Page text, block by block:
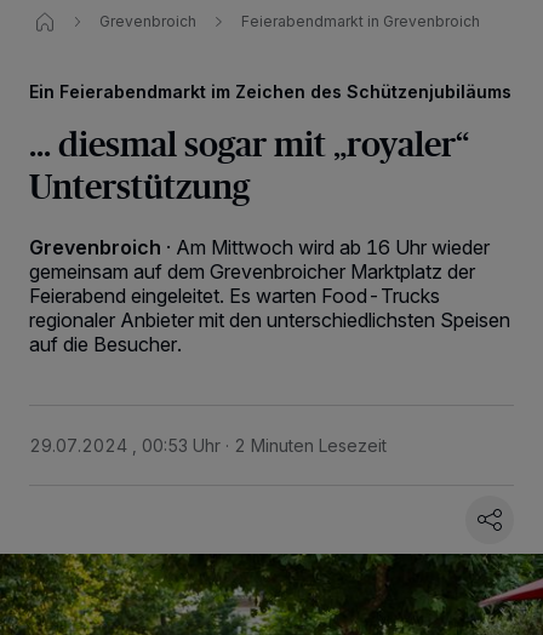
Grevenbroich Feierabendmarkt in Grevenbroich
Ein Feierabendmarkt im Zeichen des Schützenjubiläums
... diesmal sogar mit „royaler“
Unterstützung
Grevenbroich · Am Mittwoch wird ab 16 Uhr wieder
gemeinsam auf dem Grevenbroicher Marktplatz der
Feierabend eingeleitet. Es warten Food-Trucks
regionaler Anbieter mit den unterschiedlichsten Speisen
auf die Besucher.
29.07.2024 , 00:53 Uhr 2 Minuten Lesezeit
wie Browserdaten oder eindeutige Kennungen auf Ihrem Gerät zu. Durch Auswahl
von OK aktivieren Sie Tracking-Technologien für die unter „Wir und unsere
Partner verarbeiten Daten, um Ihnen Dienste bereitzustellen“ aufgeführten
Zwecke. Wenn Tracker deaktiviert sind, sind manche Inhalte und Anzeigen
möglicherweise nicht mehr so relevant für Sie. Sie können dieses Menü jederzeit